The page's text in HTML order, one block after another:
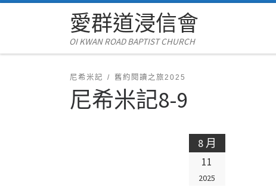
Skip to content愛群道浸信會
OI KWAN ROAD BAPTIST CHURCH
尼希米記 舊約閱讀之旅2025
尼希米記8-9
8 月
11
2025